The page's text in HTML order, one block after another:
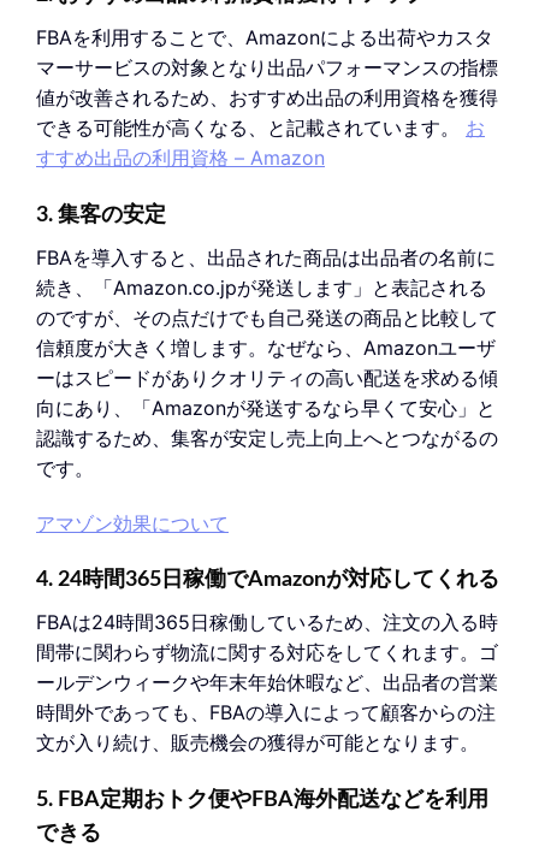
FBAを利用することで、Amazonによる出荷やカスタ
マーサービスの対象となり出品パフォーマンスの指標
値が改善されるため、おすすめ出品の利用資格を獲得
できる可能性が高くなる、と記載されています。 お
すすめ出品の利用資格 – Amazon
3. 集客の安定
FBAを導入すると、出品された商品は出品者の名前に
続き、「Amazon.co.jpが発送します」と表記される
のですが、その点だけでも自己発送の商品と比較して
信頼度が大きく増します。なぜなら、Amazonユーザ
ーはスピードがありクオリティの高い配送を求める傾
向にあり、「Amazonが発送するなら早くて安心」と
認識するため、集客が安定し売上向上へとつながるの
です。
アマゾン効果について
4. 24時間365日稼働でAmazonが対応してくれる
FBAは24時間365日稼働しているため、注文の入る時
間帯に関わらず物流に関する対応をしてくれます。ゴ
ールデンウィークや年末年始休暇など、出品者の営業
時間外であっても、FBAの導入によって顧客からの注
文が入り続け、販売機会の獲得が可能となります。
5. FBA定期おトク便やFBA海外配送などを利用
できる